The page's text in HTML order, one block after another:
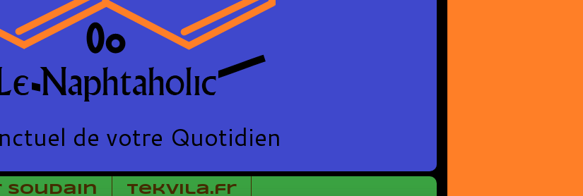
de votre Quotidien
Soudain TekVila.fr